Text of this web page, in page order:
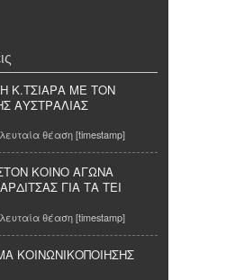
Κ.ΤΣΙΑΡΑ ΜΕ ΤΟΝ
ΑΥΣΤΡΑΛΙΑΣ
θέαση [timestamp]
ΚΟΙΝΟ ΑΓΩΝΑ
ΓΙΑ ΤΑ ΤΕΙ
θέαση [timestamp]
ΚΟΙΝΩΝΙΚΟΠΟΙΗΣΗΣ